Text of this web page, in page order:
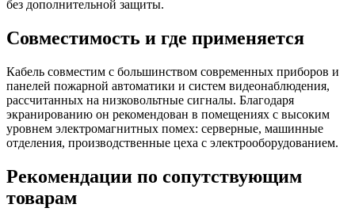
без дополнительной защиты.
Совместимость и где применяется
Кабель совместим с большинством современных приборов и
панелей пожарной автоматики и систем видеонаблюдения,
рассчитанных на низковольтные сигналы. Благодаря
экранированию он рекомендован в помещениях с высоким
уровнем электромагнитных помех: серверные, машинные
отделения, производственные цеха с электрооборудованием.
Рекомендации по сопутствующим
товарам